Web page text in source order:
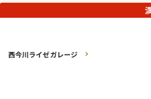
西今川ライゼガレージ